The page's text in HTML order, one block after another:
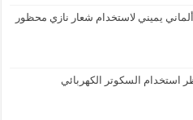
يميني لاستخدام شعار نازي محظور
استخدام السكوتر الكهربائي